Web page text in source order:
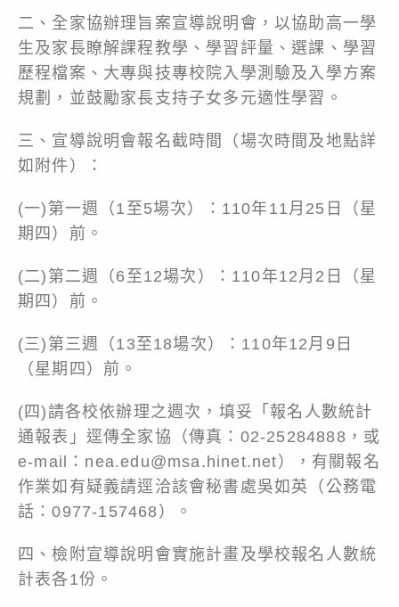
二、全家協辦理旨案宣導說明會，以協助高一學
生及家長瞭解課程教學、學習評量、選課、學習
歷程檔案、大專與技專校院入學測驗及入學方案
規劃，並鼓勵家長支持子女多元適性學習。
三、宣導說明會報名截時間（場次時間及地點詳
如附件）：
(一)第一週（1至5場次）：110年11月25日（星
期四）前。
(二)第二週（6至12場次）：110年12月2日（星
期四）前。
(三)第三週（13至18場次）：110年12月9日
（星期四）前。
(四)請各校依辦理之週次，填妥「報名人數統計
通報表」逕傳全家協（傳真：02-25284888，或
e-mail：nea.edu@msa.hinet.net），有關報名
作業如有疑義請逕洽該會秘書處吳如英（公務電
話：0977-157468）。
四、檢附宣導說明會實施計畫及學校報名人數統
計表各1份。